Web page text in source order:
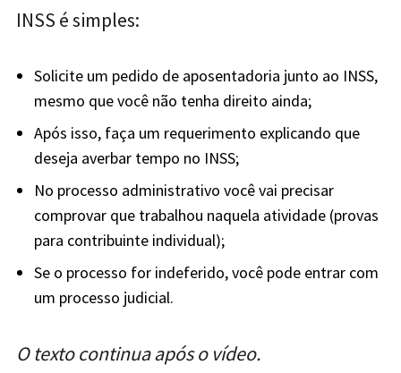
INSS é simples:
Solicite um pedido de aposentadoria junto ao INSS,
mesmo que você não tenha direito ainda;
Após isso, faça um requerimento explicando que
deseja averbar tempo no INSS;
No processo administrativo você vai precisar
comprovar que trabalhou naquela atividade (provas
para contribuinte individual);
Se o processo for indeferido, você pode entrar com
um processo judicial.
O texto continua após o vídeo.